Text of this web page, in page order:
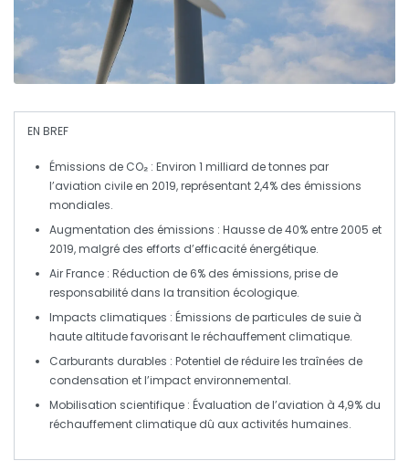
EN BREF
Émissions de CO₂ : Environ 1 milliard de tonnes par
l’aviation civile en 2019, représentant 2,4% des émissions
mondiales.
Augmentation des émissions : Hausse de 40% entre 2005 et
2019, malgré des efforts d’efficacité énergétique.
Air France : Réduction de 6% des émissions, prise de
responsabilité dans la transition écologique.
Impacts climatiques : Émissions de particules de suie à
haute altitude favorisant leréchauffement climatique.
Carburants durables : Potentiel de réduire les traînées de
condensation et l’impact environnemental.
Mobilisation scientifique : Évaluation de l’aviation à 4,9% du
réchauffement climatique dû aux activités humaines.